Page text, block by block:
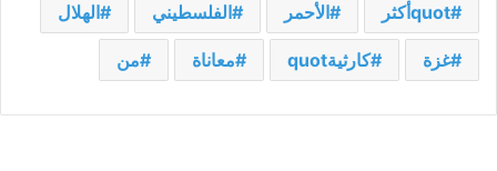
quotأكثر الأحمر الفلسطيني الهلال
غزة كارثيةquot معاناة من